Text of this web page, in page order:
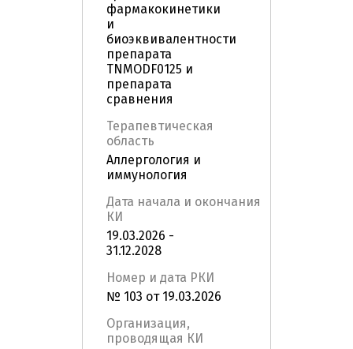
фармакокинетики
и
биоэквивалентности
препарата
TNMODF0125 и
препарата
сравнения
Терапевтическая
область
Аллергология и
иммунология
Дата начала и окончания
КИ
19.03.2026 -
31.12.2028
Номер и дата РКИ
№ 103 от 19.03.2026
Организация,
проводящая КИ